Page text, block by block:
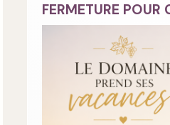
FERMETURE POUR